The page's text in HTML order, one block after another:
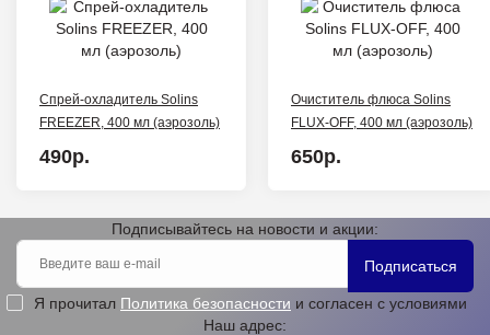
Спрей-охладитель Solins
FREEZER, 400 мл (аэрозоль)
490р.
Очиститель флюса Solins
FLUX-OFF, 400 мл (аэрозоль)
650р.
Подписывайтесь на новости и акции:
Подписаться
Я прочитал Политика безопасности и согласен с условиями
Наш адрес: